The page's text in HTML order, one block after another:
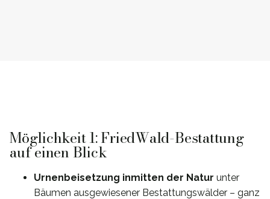
Möglichkeit 1: FriedWald-Bestattung
auf einen Blick
Urnenbeisetzung inmitten der Natur unter
Bäumen ausgewiesener Bestattungswälder – ganz